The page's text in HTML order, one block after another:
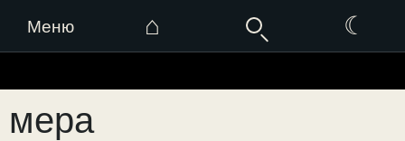
Меню ⌂ ☾
к
содержимому
мера